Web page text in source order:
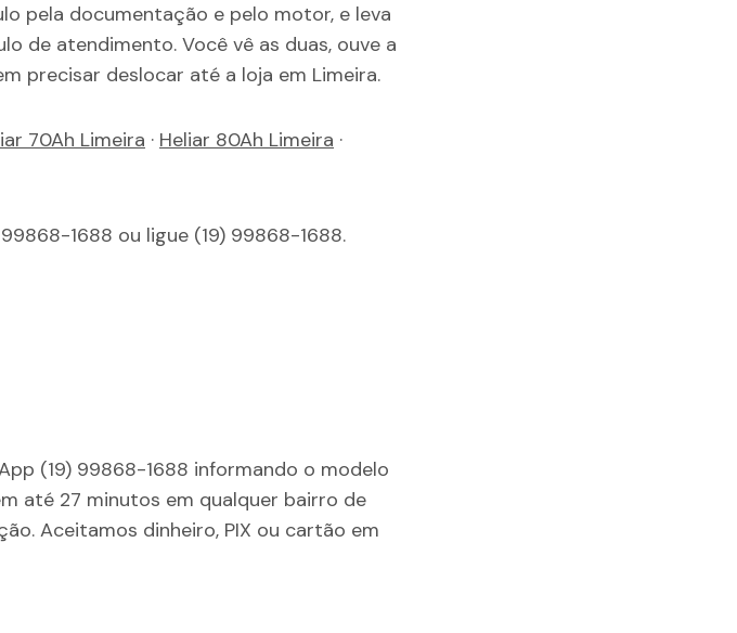
pela documentação e pelo motor, e leva
de atendimento. Você vê as duas, ouve a
precisar deslocar até a loja em Limeira.
70Ah Limeira · Heliar 80Ah Limeira ·
1688 ou ligue (19) 99868-1688.
(19) 99868-1688 informando o modelo
até 27 minutos em qualquer bairro de
Aceitamos dinheiro, PIX ou cartão em